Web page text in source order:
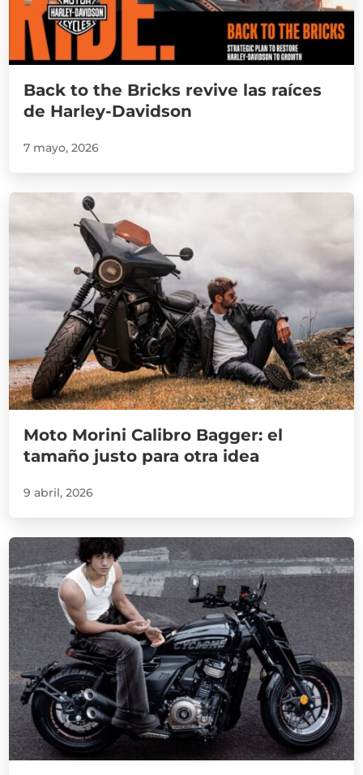
Back to the Bricks revive las raíces
de Harley-Davidson
7 mayo, 2026
Moto Morini Calibro Bagger: el
tamaño justo para otra idea
9 abril, 2026